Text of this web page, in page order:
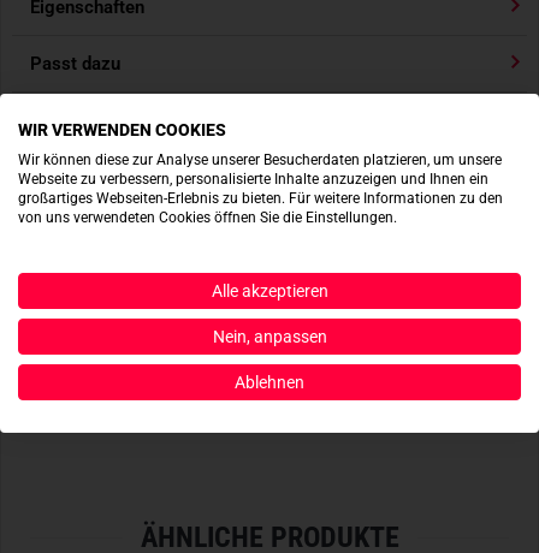
- Dezente TACWRK Logo Prägung
Eigenschaften
Passt dazu
Produktbewertungen
Produktsicherheit
ACTIONSHOTS
Es sind noch keine Actionshots vorhanden.
JETZT BEREITSTELLEN
ÄHNLICHE PRODUKTE
WIR VERWENDEN COOKIES
Wir können diese zur Analyse unserer Besucherdaten platzieren, um unsere
Webseite zu verbessern, personalisierte Inhalte anzuzeigen und Ihnen ein
großartiges Webseiten-Erlebnis zu bieten. Für weitere Informationen zu den
von uns verwendeten Cookies öffnen Sie die Einstellungen.
Alle akzeptieren
Nein, anpassen
Ablehnen